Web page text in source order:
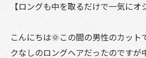
【ロングも中を取るだけで一気にオ
こんにちは🌞この間の男性のカット
クなしのロングヘアだったのですが